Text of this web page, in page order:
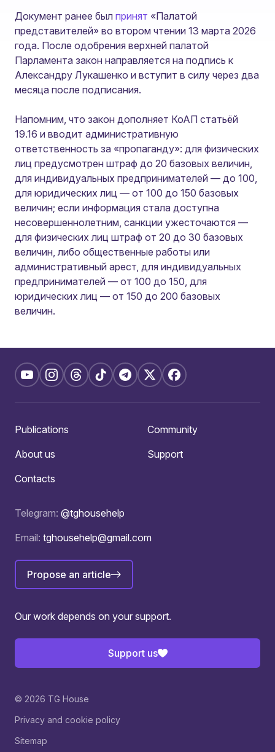
Документ ранее был принят «Палатой
представителей» во втором чтении 13 марта 2026
года. После одобрения верхней палатой
Парламентa закон направляется на подпись к
Александру Лукашенко и вступит в силу через два
месяца после подписания.
Напомним, что закон дополняет КоАП статьёй
19.16 и вводит административную
ответственность за «пропаганду»: для физических
лиц предусмотрен штраф до 20 базовых величин,
для индивидуальных предпринимателей — до 100,
для юридических лиц — от 100 до 150 базовых
величин; если информация стала доступна
несовершеннолетним, санкции ужесточаются —
для физических лиц штраф от 20 до 30 базовых
величин, либо общественные работы или
административный арест, для индивидуальных
предпринимателей — от 100 до 150, для
юридических лиц — от 150 до 200 базовых
величин.
Telegram: @tghousehelp
Email: tghousehelp@gmail.com
Propose an article
Publications
Community
About us
Support
Contacts
Our work depends on your support.
Support us
© 2026 TG House
Privacy and cookie policy
Sitemap